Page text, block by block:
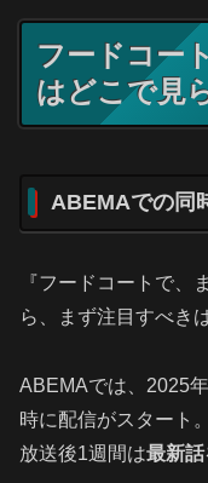
フードコー
はどこで見
ABEMAでの同
『フードコートで、
ら、まず注目すべき
ABEMAでは、2025
時に配信がスタート
放送後1週間は最新